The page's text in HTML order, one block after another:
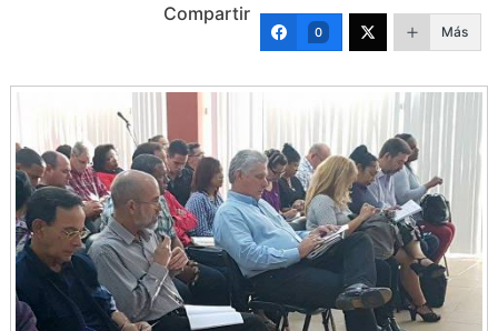
Compartir
0 Más